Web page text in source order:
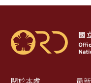
關於本處 最